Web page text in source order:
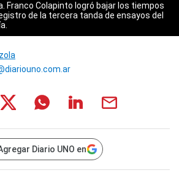
Franco Colapinto logró bajar los tiempos
de la tercera tanda de ensayos del
Diario UNO en